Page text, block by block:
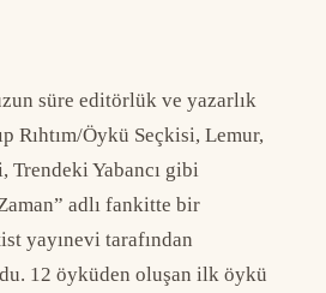
süre editörlük ve yazarlık
Rıhtım/Öykü Seçkisi, Lemur,
Trendeki Yabancı gibi
adlı fankitte bir
yayınevi tarafından
12 öyküden oluşan ilk öykü